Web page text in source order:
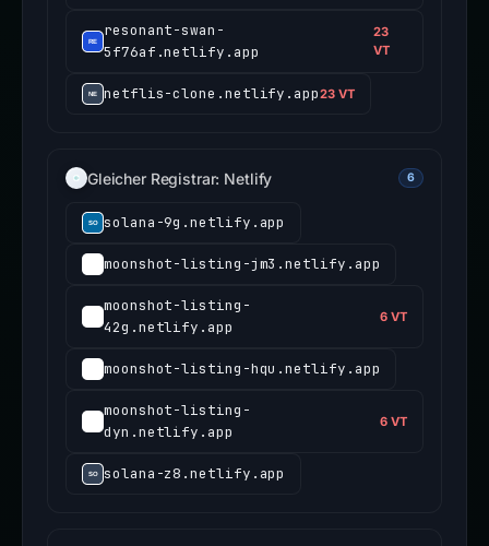
resonant-swan-
5f76af.netlify.app
23
VT
netflis-clone.netlify.app23 VT
Gleicher Registrar: Netlify 6
solana-9g.netlify.app
moonshot-listing-jm3.netlify.app
moonshot-listing-
42g.netlify.app
6 VT
moonshot-listing-hqu.netlify.app
moonshot-listing-
dyn.netlify.app
6 VT
solana-z8.netlify.app